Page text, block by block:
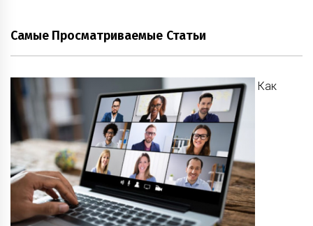
Самые Просматриваемые Статьи
Как